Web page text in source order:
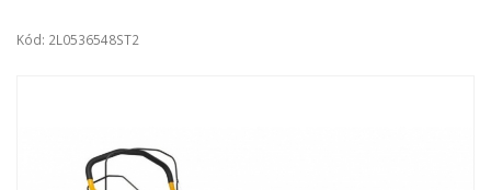
Kód: 2L0536548ST2